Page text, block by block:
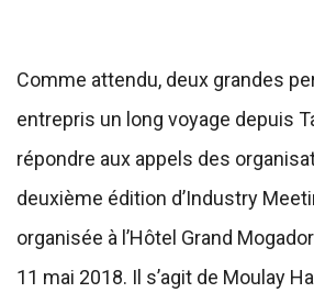
Comme attendu, deux grandes
entrepris un long voyage depuis
répondre aux appels des
deuxième édition d’Industry
organisée à l’Hôtel Grand
11 mai 2018. Il s’agit de Moulay